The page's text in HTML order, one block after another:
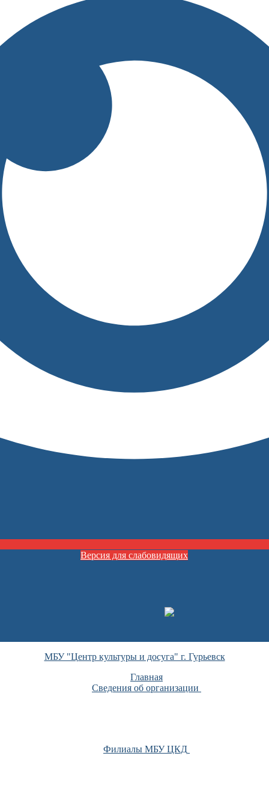
Версия для слабовидящих
МБУ "Центр культуры и досуга" г. Гурьевск
Главная
Сведения об организации
Филиалы МБУ ЦКД